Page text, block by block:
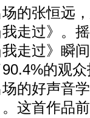
张恒远，
走过》。
走过》瞬
的观
的好声音
这首作品前